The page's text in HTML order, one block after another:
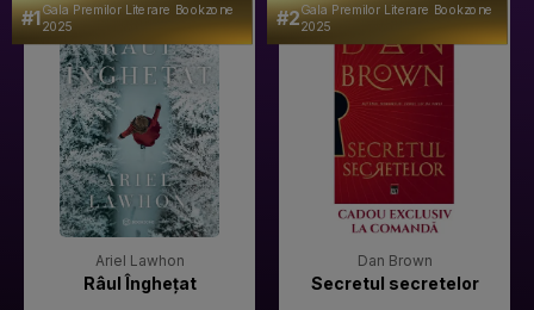
#1Gala Premilor Literare Bookzone
2025
Ariel Lawhon
Râul Înghețat
#2Gala Premilor Literare Bookzone
2025
Dan Brown
Secretul secretelor